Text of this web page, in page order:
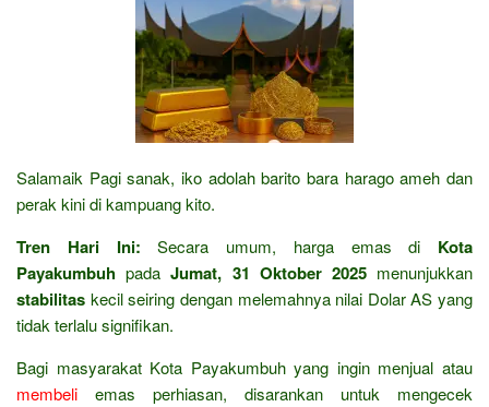
Salamaik Pagi sanak, iko adolah barito bara harago ameh dan
perak kini di kampuang kito.
Tren Hari Ini: Secara umum, harga emas di Kota
Payakumbuh padaJumat, 31 Oktober 2025menunjukkan
stabilitas kecil seiring dengan melemahnya nilai Dolar AS yang
tidak terlalu signifikan.
Bagi masyarakat Kota Payakumbuh yang ingin menjual atau
membeli emas perhiasan, disarankan untuk mengecek